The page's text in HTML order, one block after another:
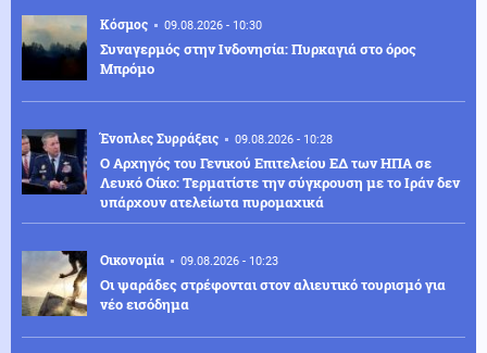
Κόσμος 09.08.2026 - 10:30
Συναγερμός στην Ινδονησία: Πυρκαγιά στο όρος
Μπρόμο
Ένοπλες Συρράξεις 09.08.2026 - 10:28
Ο Αρχηγός του Γενικού Επιτελείου ΕΔ των ΗΠΑ σε
Λευκό Οίκο: Τερματίστε την σύγκρουση με το Ιράν δεν
υπάρχουν ατελείωτα πυρομαχικά
Οικονομία 09.08.2026 - 10:23
Οι ψαράδες στρέφονται στον αλιευτικό τουρισμό για
νέο εισόδημα